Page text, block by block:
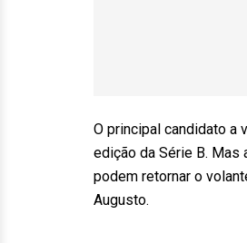
O principal candidato a
edição da Série B. Mas
podem retornar o
Augusto.